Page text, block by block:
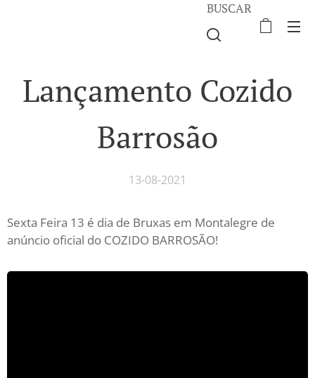
BUSCAR
Lançamento Cozido
Barrosão
13-08-2021
Sexta Feira 13 é dia de Bruxas em Montalegre de
anúncio oficial do COZIDO BARROSÃO!